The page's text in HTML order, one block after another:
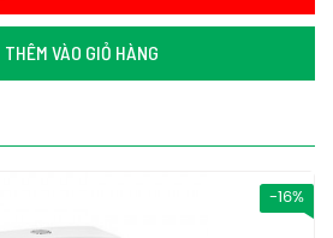
THÊM VÀO GIỎ HÀNG
-16%